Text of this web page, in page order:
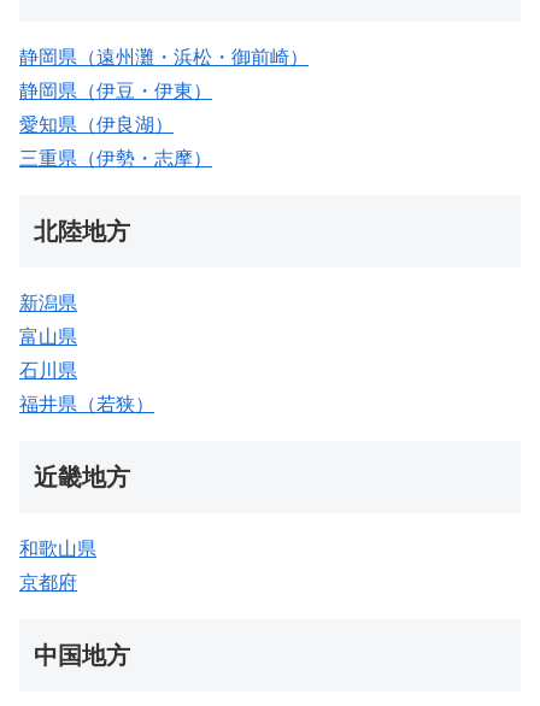
静岡県（遠州灘・浜松・御前崎）
静岡県（伊豆・伊東）
愛知県（伊良湖）
三重県（伊勢・志摩）
北陸地方
新潟県
富山県
石川県
福井県（若狭）
近畿地方
和歌山県
京都府
中国地方